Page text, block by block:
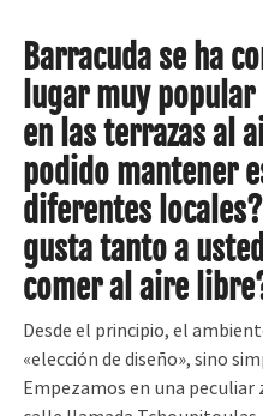
Barracuda se ha
lugar muy
en las terrazas al
podido mantener
diferentes
gusta tanto a
comer al aire
Desde el principio, el
«elección de diseño», sino
Empezamos en una